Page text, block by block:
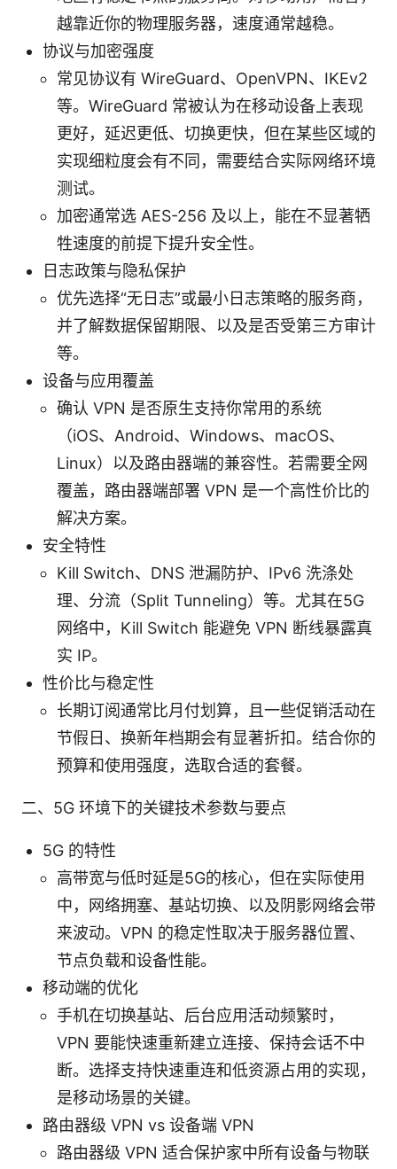
越靠近你的物理服务器，速度通常越稳。
协议与加密强度
常见协议有 WireGuard、OpenVPN、IKEv2
等。WireGuard 常被认为在移动设备上表现
更好，延迟更低、切换更快，但在某些区域的
实现细粒度会有不同，需要结合实际网络环境
测试。
加密通常选 AES-256 及以上，能在不显著牺
牲速度的前提下提升安全性。
日志政策与隐私保护
优先选择“无日志”或最小日志策略的服务商，
并了解数据保留期限、以及是否受第三方审计
等。
设备与应用覆盖
确认 VPN 是否原生支持你常用的系统
（iOS、Android、Windows、macOS、
Linux）以及路由器端的兼容性。若需要全网
覆盖，路由器端部署 VPN 是一个高性价比的
解决方案。
安全特性
Kill Switch、DNS 泄漏防护、IPv6 洗涤处
理、分流（Split Tunneling）等。尤其在5G
网络中，Kill Switch 能避免 VPN 断线暴露真
实 IP。
性价比与稳定性
长期订阅通常比月付划算，且一些促销活动在
节假日、换新年档期会有显著折扣。结合你的
预算和使用强度，选取合适的套餐。
二、5G 环境下的关键技术参数与要点
5G 的特性
高带宽与低时延是5G的核心，但在实际使用
中，网络拥塞、基站切换、以及阴影网络会带
来波动。VPN 的稳定性取决于服务器位置、
节点负载和设备性能。
移动端的优化
手机在切换基站、后台应用活动频繁时，
VPN 要能快速重新建立连接、保持会话不中
断。选择支持快速重连和低资源占用的实现，
是移动场景的关键。
路由器级 VPN vs 设备端 VPN
路由器级 VPN 适合保护家中所有设备与物联